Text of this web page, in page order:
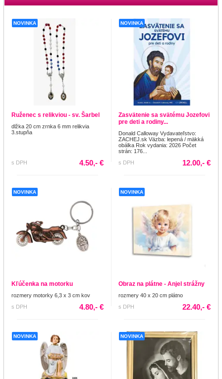
NOVINKA
Ruženec s relikviou - sv. Šarbel
dlžka 20 cm zrnka 6 mm relikvia
3.stupňa
s DPH 4.50,- €
NOVINKA
Zasvätenie sa svätému Jozefovi
pre deti a rodiny...
Donald Calloway Vydavateľstvo:
ZACHEJ.sk Väzba: lepená / mäkká
obálka Rok vydania: 2026 Počet
strán: 176...
s DPH
12.00,- €
NOVINKA
Kľúčenka na motorku
rozmery motorky 6,3 x 3 cm kov
s DPH
4.80,- €
NOVINKA
Obraz na plátne - Anjel strážny
rozmery 40 x 20 cm plátno
s DPH
22.40,- €
NOVINKA NOVINKA